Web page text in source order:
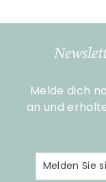
,
Melde dich
an und